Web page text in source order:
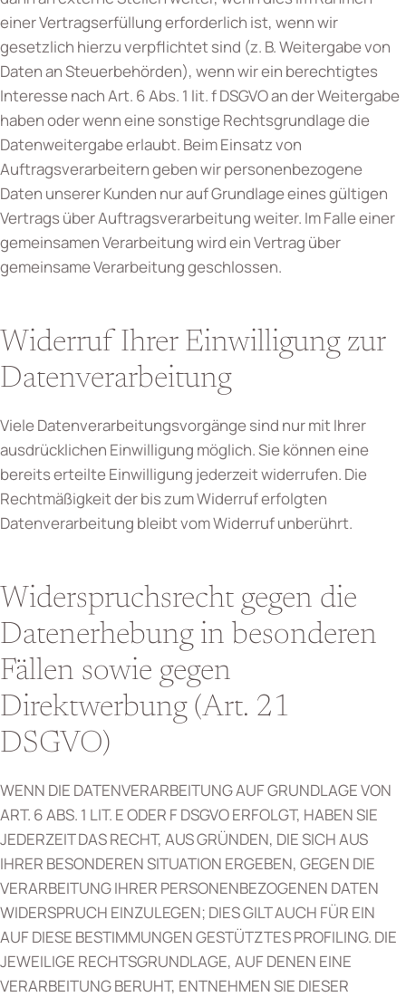
einer Vertragserfüllung erforderlich ist, wenn wir
gesetzlich hierzu verpflichtet sind (z. B. Weitergabe von
Daten an Steuerbehörden), wenn wir ein berechtigtes
Interesse nach Art. 6 Abs. 1 lit. f DSGVO an der Weitergabe
haben oder wenn eine sonstige Rechtsgrundlage die
Datenweitergabe erlaubt. Beim Einsatz von
Auftragsverarbeitern geben wir personenbezogene
Daten unserer Kunden nur auf Grundlage eines gültigen
Vertrags über Auftragsverarbeitung weiter. Im Falle einer
gemeinsamen Verarbeitung wird ein Vertrag über
gemeinsame Verarbeitung geschlossen.
Widerruf Ihrer Einwilligung zur
Datenverarbeitung
Viele Datenverarbeitungsvorgänge sind nur mit Ihrer
ausdrücklichen Einwilligung möglich. Sie können eine
bereits erteilte Einwilligung jederzeit widerrufen. Die
Rechtmäßigkeit der bis zum Widerruf erfolgten
Datenverarbeitung bleibt vom Widerruf unberührt.
Widerspruchsrecht gegen die
Datenerhebung in besonderen
Fällen sowie gegen
Direktwerbung (Art. 21
DSGVO)
WENN DIE DATENVERARBEITUNG AUF GRUNDLAGE VON
ART. 6 ABS. 1 LIT. E ODER F DSGVO ERFOLGT, HABEN SIE
JEDERZEIT DAS RECHT, AUS GRÜNDEN, DIE SICH AUS
IHRER BESONDEREN SITUATION ERGEBEN, GEGEN DIE
VERARBEITUNG IHRER PERSONENBEZOGENEN DATEN
WIDERSPRUCH EINZULEGEN; DIES GILT AUCH FÜR EIN
AUF DIESE BESTIMMUNGEN GESTÜTZTES PROFILING. DIE
JEWEILIGE RECHTSGRUNDLAGE, AUF DENEN EINE
VERARBEITUNG BERUHT, ENTNEHMEN SIE DIESER